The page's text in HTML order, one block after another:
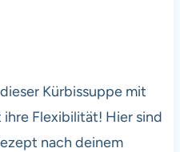
Kürbissuppe mit
Flexibilität! Hier sind
nach deinem